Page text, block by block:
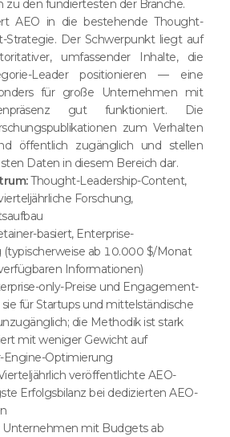
zu den fundiertesten der Branche.
AEO in die bestehende Thought-
Strategie. Der Schwerpunkt liegt auf
umfassender Inhalte, die
Leader positionieren — eine
für große Unternehmen mit
gut funktioniert. Die
zum Verhalten
öffentlich zugänglich und stellen
Daten in diesem Bereich dar.
Thought-Leadership-Content,
Forschung,
basiert, Enterprise-
(typischerweise ab 10.000 $/Monat
Informationen)
only-Preise und Engagement-
für Startups und mittelständische
die Methodik ist stark
mit weniger Gewicht auf
Engine-Optimierung
veröffentlichte AEO-
Erfolgsbilanz bei dedizierten AEO-
mit Budgets ab